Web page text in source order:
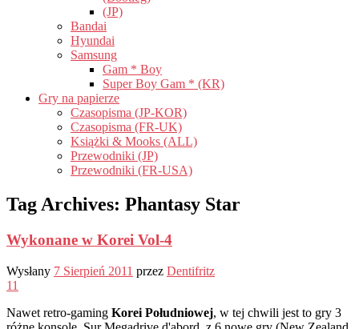
(JP)
Bandai
Hyundai
Samsung
Gam * Boy
Super Boy Gam * (KR)
Gry na papierze
Czasopisma (JP-KOR)
Czasopisma (FR-UK)
Książki & Mooks (ALL)
Przewodniki (JP)
Przewodniki (FR-USA)
Tag Archives: Phantasy Star
Wykonane w Korei Vol-4
Wysłany 7 Sierpień 2011 przez Dentifritz
11
Nawet retro-gaming Korei Południowej, w tej chwili jest to gry 3